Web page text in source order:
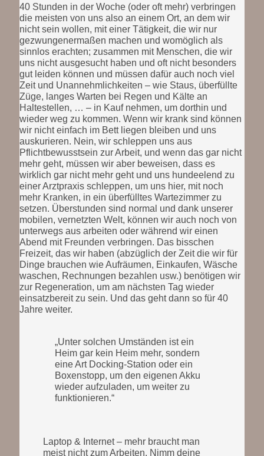
40 Stunden in der Woche (oder oft mehr) verbringen
die meisten von uns also an einem Ort, an dem wir
nicht sein wollen, mit einer Tätigkeit, die wir nur
gezwungenermaßen machen und womöglich als
sinnlos erachten; zusammen mit Menschen, die wir
uns nicht ausgesucht haben und oft nicht besonders
gut leiden können und müssen dafür auch noch viel
Zeit und Unannehmlichkeiten – wie Staus, überfüllte
Züge, langes Warten bei Regen und Kälte an
Haltestellen, … – in Kauf nehmen, um dorthin und
wieder weg zu kommen. Wenn wir krank sind können
wir nicht einfach im Bett liegen bleiben und uns
auskurieren. Nein, wir schleppen uns aus
Pflichtbewusstsein zur Arbeit, und wenn das gar nicht
mehr geht, müssen wir aber beweisen, dass es
wirklich gar nicht mehr geht und uns hundeelend zu
einer Arztpraxis schleppen, um uns hier, mit noch
mehr Kranken, in ein überfülltes Wartezimmer zu
setzen. Überstunden sind normal und dank unserer
mobilen, vernetzten Welt, können wir auch noch von
unterwegs aus arbeiten oder während wir einen
Abend mit Freunden verbringen. Das bisschen
Freizeit, das wir haben (abzüglich der Zeit die wir für
Dinge brauchen wie Aufräumen, Einkaufen, Wäsche
waschen, Rechnungen bezahlen usw.) benötigen wir
zur Regeneration, um am nächsten Tag wieder
einsatzbereit zu sein. Und das geht dann so für 40
Jahre weiter.
„Unter solchen Umständen ist ein
Heim gar kein Heim mehr, sondern
eine Art Docking-Station oder ein
Boxenstopp, um den eigenen Akku
wieder aufzuladen, um weiter zu
funktionieren.“
Laptop & Internet – mehr braucht man
meist nicht zum Arbeiten. Nimm deine